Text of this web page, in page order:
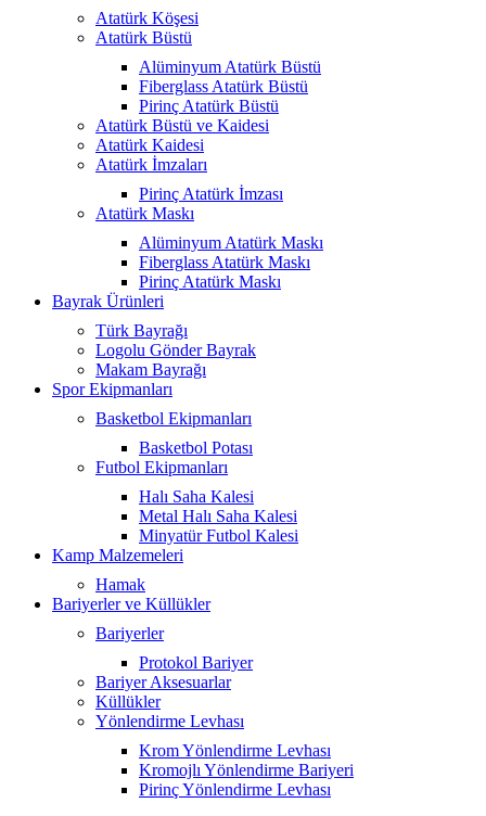
Atatürk Köşesi
Atatürk Büstü
Alüminyum Atatürk Büstü
Fiberglass Atatürk Büstü
Pirinç Atatürk Büstü
Atatürk Büstü ve Kaidesi
Atatürk Kaidesi
Atatürk İmzaları
Pirinç Atatürk İmzası
Atatürk Maskı
Alüminyum Atatürk Maskı
Fiberglass Atatürk Maskı
Pirinç Atatürk Maskı
Bayrak Ürünleri
Türk Bayrağı
Logolu Gönder Bayrak
Makam Bayrağı
Spor Ekipmanları
Basketbol Ekipmanları
Basketbol Potası
Futbol Ekipmanları
Halı Saha Kalesi
Metal Halı Saha Kalesi
Minyatür Futbol Kalesi
Kamp Malzemeleri
Hamak
Bariyerler ve Küllükler
Bariyerler
Protokol Bariyer
Bariyer Aksesuarlar
Küllükler
Yönlendirme Levhası
Krom Yönlendirme Levhası
Kromojlı Yönlendirme Bariyeri
Pirinç Yönlendirme Levhası